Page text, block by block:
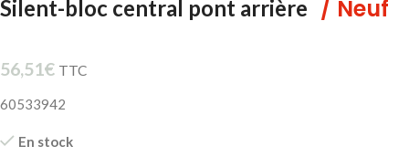
Silent-bloc central pont arrière / Neuf
56,51€ TTC
60533942
En stock